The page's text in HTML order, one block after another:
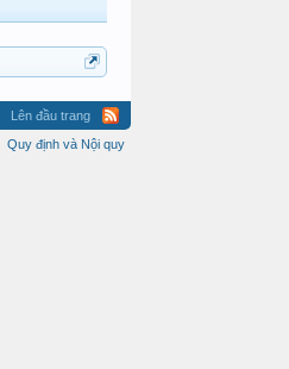
Lên đầu trang
Quy định và Nội quy